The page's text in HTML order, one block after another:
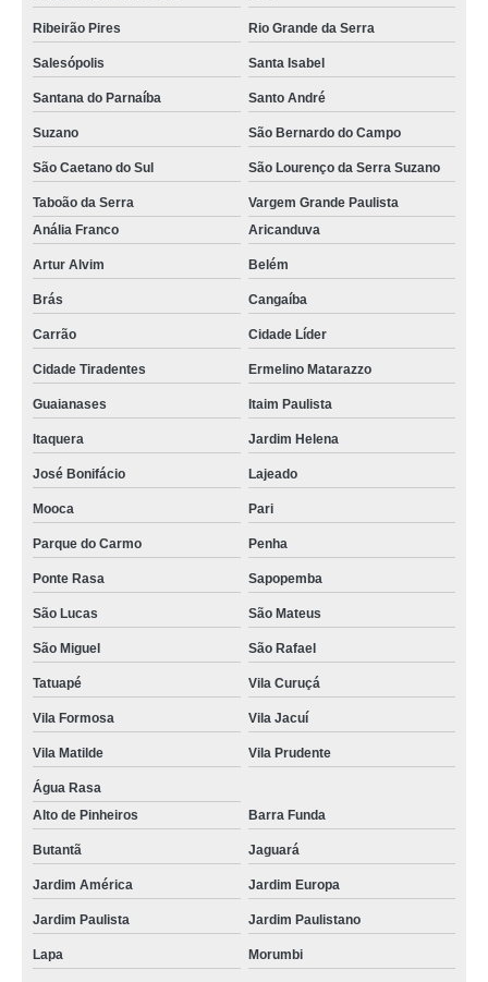
qual o preço de troca de tela motorola Moema
troca de tela iphone valores Campo Belo
qual o preço de troca de tela celular Vila Madalena
qual o preço de troca de tela de celular Liberdade
troca de telas xiaomi Campo Limpo
troca de tela xiaomi Barra Funda
serviço de troca de tela do celular Cajamar
serviço de troca tela celular Morumbi
serviço de troca de tela xiaomi Campo Limpo
serviço de troca de tela celular Butantã
qual o preço de troca de tela motorola Jaraguá
troca de telas celular samsung Aricanduva
troca de tela motorola Interior de São Paulo
troca de telas celular Artur Alvim
troca de tela de celular valores Saúde
troca de tela celular valores Arujá
serviço de troca tela Vila Jacuí
troca telas samsung Carapicuíba
serviço de troca tela São Caetano do Sul
serviço de troca de tela motorola Perdizes
troca de tela Jardim São Luís
troca de telas do celular Moema Pássaros
troca de tela samsung Chácara Santo Antonio
Ribeirão Pires Rio Grande da Serra
Salesópolis Santa Isabel
Santana do Parnaíba Santo André
Suzano São Bernardo do Campo
São Caetano do Sul São Lourenço da Serra Suzano
Taboão da Serra
Vargem Grande Paulista
Anália Franco
Aricanduva
Artur Alvim Belém
Brás Cangaíba
Carrão Cidade Líder
Cidade Tiradentes Ermelino Matarazzo
Guaianases Itaim Paulista
Itaquera Jardim Helena
José Bonifácio Lajeado
Mooca Pari
Parque do Carmo Penha
Ponte Rasa Sapopemba
São Lucas São Mateus
São Miguel São Rafael
Tatuapé Vila Curuçá
Vila Formosa Vila Jacuí
Vila Matilde Vila Prudente
Água Rasa
Alto de Pinheiros
Barra Funda
Butantã Jaguará
Jardim América Jardim Europa
Jardim Paulista Jardim Paulistano
Lapa Morumbi